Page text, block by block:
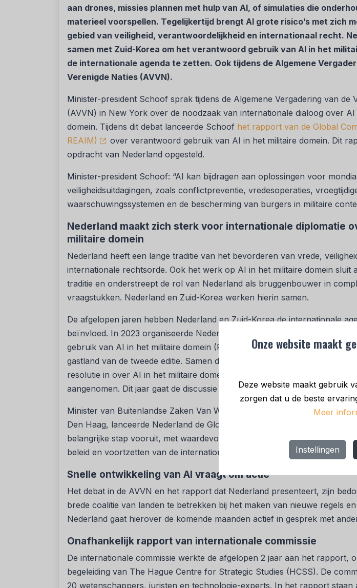
Onze website maakt
Deze website maakt gebruik
zorgen dat u de beste
Meer
Instellingen
aan drones, missies plannen met hulp van AI, of simulaties die
materieel voorspellen. Tegelijkertijd brengt AI grote risico’s met zich
gebied van veiligheid, verantwoordelijkheid en internationaal recht.
samen met Zuid-Korea om het verantwoord gebruik van AI in het
de internationale agenda te zetten. Ook tijdens de Algemene
Verenigde Naties (AVVN).
Minister-president Schoof sprak tijdens de Algemene Vergadering van de
(AVVN) in New York over de noodzaak van internationale dialoog over AI
domein. Tijdens dit debat lanceerde Schoof het rapport van de Global
REAIM)
over verantwoord gebruik van AI in het militaire domein. Dit
opdracht van Nederland opgesteld.
Minister-president Schoof: “AI kan bijdragen aan oplossingen voor
veiligheidsuitdagingen, zoals conflictpreventie, vredesoperaties,
waarschuwingssystemen en de bescherming van burgers in militaire
Nederland maakt zich sterk voor internationale diplomatie
militaire domein
Nederland heeft een lange traditie van het bevorderen van vrede,
internationale rechtsorde. Ook het werk op AI in het militaire domein sluit
traditie en onderstreept de rol van Nederland als bruggenbouwer in
vraagstukken. Nederland en Zuid-Korea werken hierin samen.
De afgelopen jaren hebben Nederland en Zuid-Korea de internationale
beïnvloed. In 2023 organiseerde Nederland de eerste conferentie voor
gebruik van AI in het militaire domein (REAIM) in Den Haag. Zuid-Korea
gastland van de tweede editie. Samen dienden beide landen in september
resolutie in over AI in het militaire domein, die met overweldigende steun
aangenomen. Dit jaar gaat de discussie verder en volgt een nieuwe
Minister van Buitenlandse Zaken Van Weel: “2 jaar geleden, tijdens de
Den Haag, lanceerde Nederland de Global Commission. Het eindrapport
belangrijke stap vooruit, met waardevolle handvaten voor het
beleid en voortzetten van de internationale dialoog.”
Snelle ontwikkeling van AI vraagt om actie
Het debat in de AVVN en het rapport dat Nederland presenteert, zijn
brede coalitie van landen te betrekken bij het maken van nieuwe regels
Nederland gaat hierover de komende maanden actief in gesprek met
Onafhankelijk rapport van internationale commissie
De internationale commissie werkte de afgelopen 2 jaar aan het rapport,
begeleiding van The Hague Centre for Strategic Studies (HCSS). De
20 wetenschappers, juristen en technologie-experts. In het rapport staan